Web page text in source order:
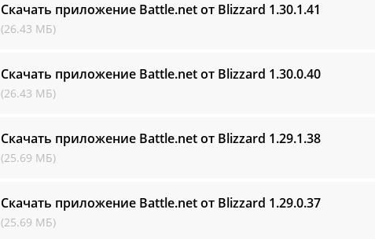
Скачать приложение Battle.net от Blizzard 1.30.1.41
(26.43 МБ)
Скачать приложение Battle.net от Blizzard 1.30.0.40
(26.43 МБ)
Скачать приложение Battle.net от Blizzard 1.29.1.38
(25.69 МБ)
Скачать приложение Battle.net от Blizzard 1.29.0.37
(25.69 МБ)